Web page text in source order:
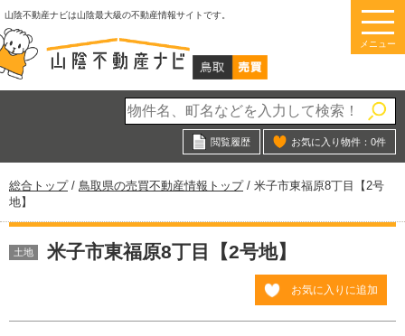
このページの本文へ
山陰不動産ナビは山陰最大級の不動産情報サイトです。
メニュー
閲覧履歴 お気に入り物件： 0件
現
在
の
置：
総合トップ/ 鳥取県の売買不動産情報トップ/ 米子市東福原8丁目【2号
地】
土地 米子市東福原8丁目【2号地】
お気に入りに追加